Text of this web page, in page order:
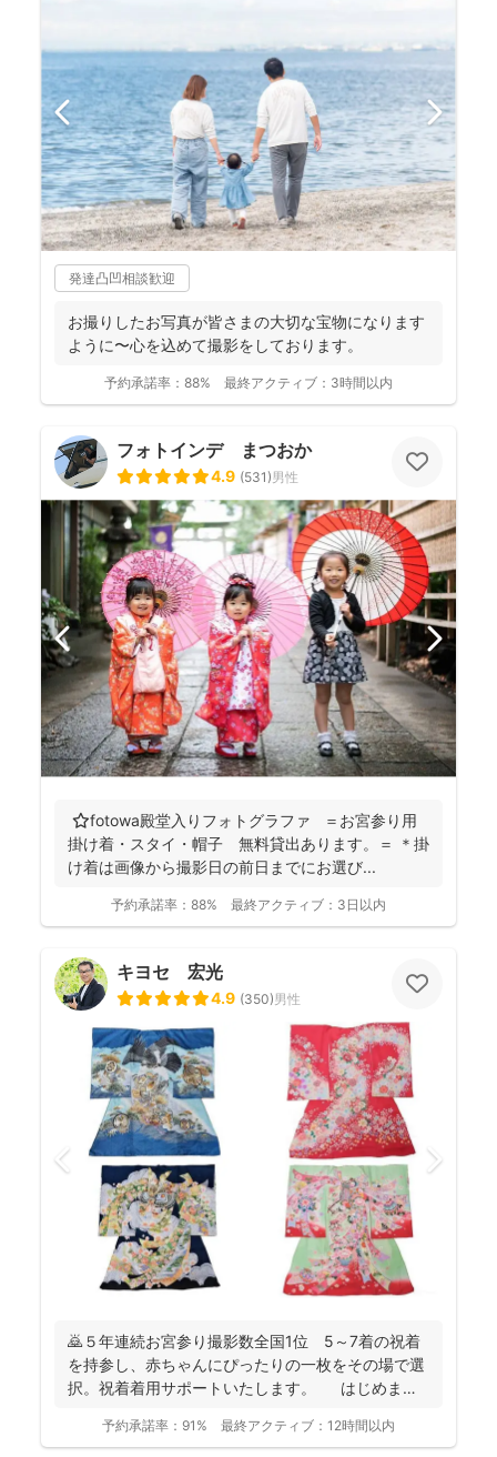
発達凸凹相談歓迎
お撮りしたお写真が皆さまの大切な宝物になります
ように〜心を込めて撮影をしております。
予約承諾率： 88% 最終アクティブ： 3時間以内
フォトインデ まつおか
4.9 (531)男性
⭐️fotowa殿堂入りフォトグラファ ＝お宮参り用
掛け着・スタイ・帽子 無料貸出あります。＝ ＊掛
け着は画像から撮影日の前日までにお選び...
予約承諾率： 88% 最終アクティブ： 3日以内
キヨセ 宏光
4.9 (350)男性
🙇５年連続お宮参り撮影数全国1位 5～7着の祝着
を持参し、赤ちゃんにぴったりの一枚をその場で選
択。祝着着用サポートいたします。 はじめまし
予約承諾率： 91% 最終アクティブ： 12時間以内